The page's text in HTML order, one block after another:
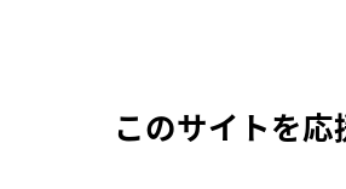
このサイトを応